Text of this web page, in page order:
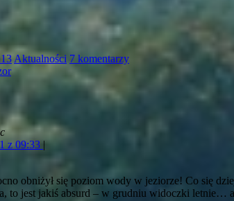
Aktualności 7 komentarzy
z 09:33 |
obniżył się poziom wody w jeziorze! Co się
to jest jakiś absurd – w grudniu widoczki letnie…